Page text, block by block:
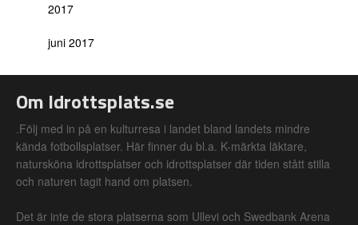
2017
juni 2017
Om Idrottsplats.se
.Följ med in på en kulturresa i landet bland landets mindre
kända fotbollsplatser. Här finner du bl.a. K-märkta läktare,
natursköna idrottsplatser och idrottsplatser där tiden stått stilla
och naturen tagit hand om platsen.
Det är inte de stora platserna som Ullevi och Swedbank Arena